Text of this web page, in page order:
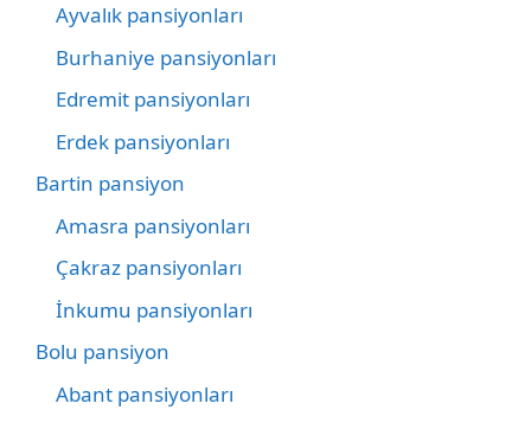
Ayvalık pansiyonları
Burhaniye pansiyonları
Edremit pansiyonları
Erdek pansiyonları
Bartin pansiyon
Amasra pansiyonları
Çakraz pansiyonları
İnkumu pansiyonları
Bolu pansiyon
Abant pansiyonları